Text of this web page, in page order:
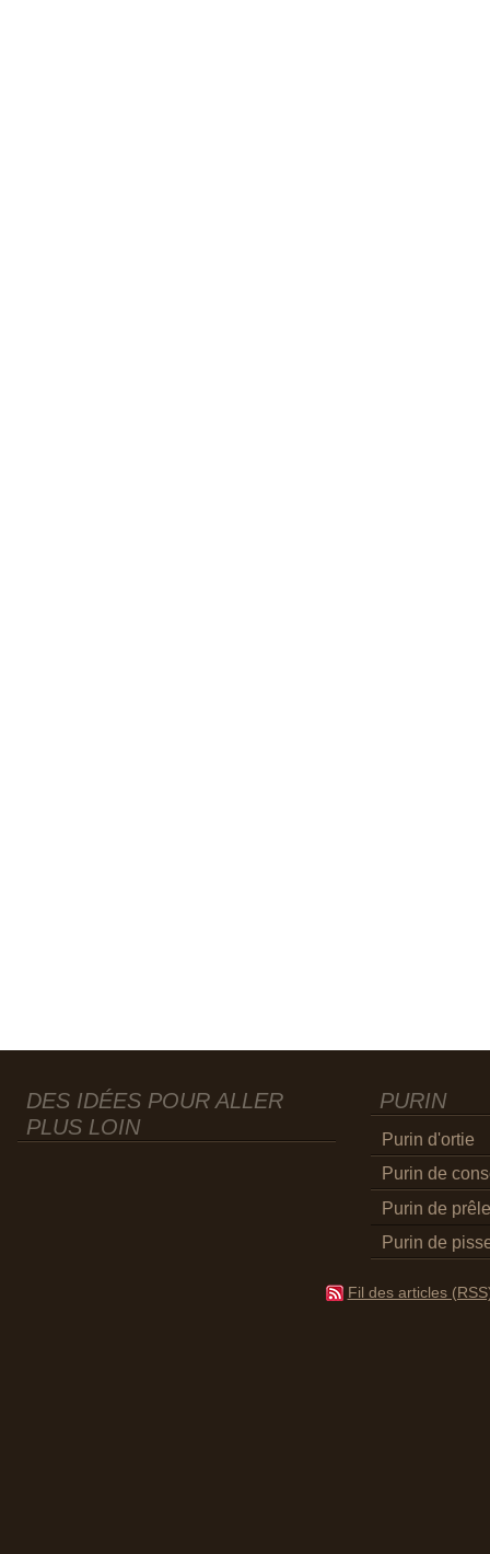
DES IDÉES POUR ALLER
PLUS LOIN
PURIN
Purin d'ortie
Purin de
Purin de prêle
Purin de
Fil des articles